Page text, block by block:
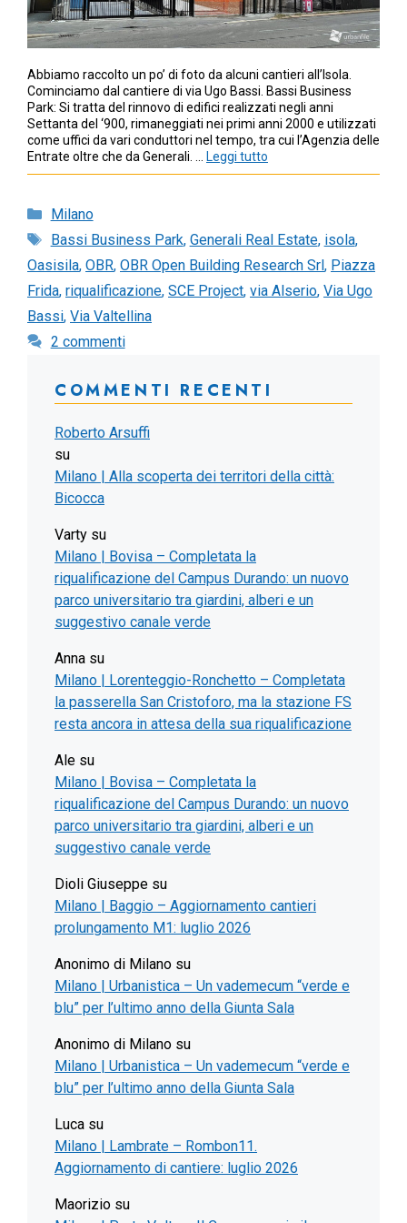
Abbiamo raccolto un po’ di foto da alcuni cantieri all’Isola.
Cominciamo dal cantiere di via Ugo Bassi. Bassi Business
Park: Si tratta del rinnovo di edifici realizzati negli anni
Settanta del ‘900, rimaneggiati nei primi anni 2000 e utilizzati
come uffici da vari conduttori nel tempo, tra cui l’Agenzia delle
Entrate oltre che da Generali. …
Leggi tutto
Categorie
Milano
Tag
Bassi Business Park, Generali Real Estate, isola,
Oasisila, OBR, OBR Open Building Research Srl, Piazza
Frida, riqualificazione, SCE Project, via Alserio, Via Ugo
Bassi, Via Valtellina
2 commenti
COMMENTI RECENTI
Roberto Arsuffi
su
Milano | Alla scoperta dei territori della città:
Bicocca
Varty su
Milano | Bovisa – Completata la
riqualificazione del Campus Durando: un nuovo
parco universitario tra giardini, alberi e un
suggestivo canale verde
Anna su
Milano | Lorenteggio-Ronchetto – Completata
la passerella San Cristoforo, ma la stazione FS
resta ancora in attesa della sua riqualificazione
Ale su
Milano | Bovisa – Completata la
riqualificazione del Campus Durando: un nuovo
parco universitario tra giardini, alberi e un
suggestivo canale verde
Dioli Giuseppe su
Milano | Baggio – Aggiornamento cantieri
prolungamento M1: luglio 2026
Anonimo di Milano su
Milano | Urbanistica – Un vademecum “verde e
blu” per l’ultimo anno della Giunta Sala
Anonimo di Milano su
Milano | Urbanistica – Un vademecum “verde e
blu” per l’ultimo anno della Giunta Sala
Luca su
Milano | Lambrate – Rombon11.
Aggiornamento di cantiere: luglio 2026
Maorizio su